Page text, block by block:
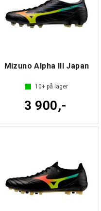
Mizuno Alpha III Japan
10+ på lager
3 900,-